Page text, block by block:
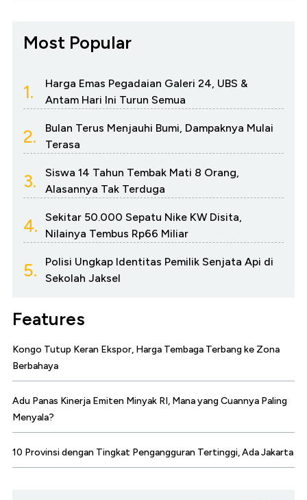
Most Popular
1.
Harga Emas Pegadaian Galeri 24, UBS &
Antam Hari Ini Turun Semua
2.
Bulan Terus Menjauhi Bumi, Dampaknya Mulai
Terasa
3.
Siswa 14 Tahun Tembak Mati 8 Orang,
Alasannya Tak Terduga
4.
Sekitar 50.000 Sepatu Nike KW Disita,
Nilainya Tembus Rp66 Miliar
5.
Polisi Ungkap Identitas Pemilik Senjata Api di
Sekolah Jaksel
Features
Kongo Tutup Keran Ekspor, Harga Tembaga Terbang ke Zona
Berbahaya
Adu Panas Kinerja Emiten Minyak RI, Mana yang Cuannya Paling
Menyala?
10 Provinsi dengan Tingkat Pengangguran Tertinggi, Ada Jakarta